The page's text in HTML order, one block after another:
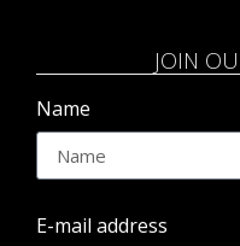
JOIN
Name
E-mail address